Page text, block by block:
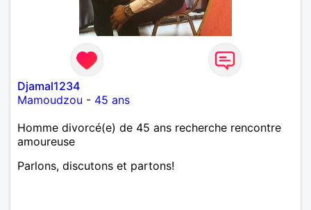
Djamal1234
Mamoudzou - 45 ans
Homme divorcé(e) de 45 ans recherche rencontre
amoureuse
Parlons, discutons et partons!